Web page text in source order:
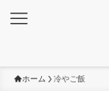
ホーム 冷やご飯